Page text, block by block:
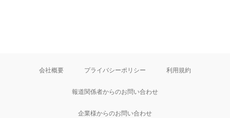
会社概要 プライバシーポリシー 利用規約
報道関係者からのお問い合わせ
企業様からのお問い合わせ